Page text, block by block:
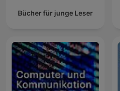
Bücher für junge Leser